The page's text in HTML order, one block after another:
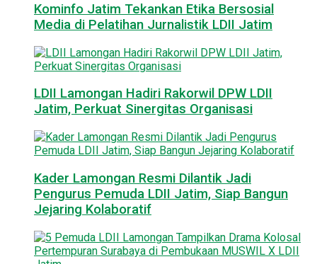
Kominfo Jatim Tekankan Etika Bersosial
Media di Pelatihan Jurnalistik LDII Jatim
LDII Lamongan Hadiri Rakorwil DPW LDII
Jatim, Perkuat Sinergitas Organisasi
Kader Lamongan Resmi Dilantik Jadi
Pengurus Pemuda LDII Jatim, Siap Bangun
Jejaring Kolaboratif